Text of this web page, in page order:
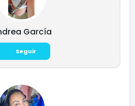
García
Seguir